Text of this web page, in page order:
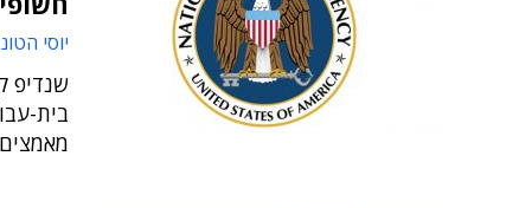
יוסי
שנדיפ
בית-